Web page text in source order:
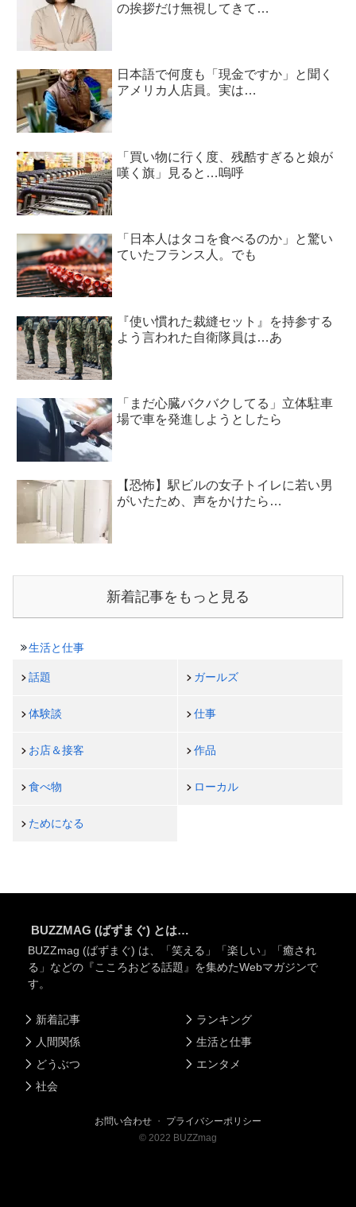
の挨拶だけ無視してきて…
日本語で何度も「現金ですか」と聞く
アメリカ人店員。実は…
「買い物に行く度、残酷すぎると娘が
嘆く旗」見ると…嗚呼
「日本人はタコを食べるのか」と驚い
ていたフランス人。でも
『使い慣れた裁縫セット』を持参する
よう言われた自衛隊員は…あ
「まだ心臓バクバクしてる」立体駐車
場で車を発進しようとしたら
【恐怖】駅ビルの女子トイレに若い男
がいたため、声をかけたら…
新着記事をもっと見る
生活と仕事
話題 ガールズ
体験談 仕事
お店＆接客 作品
食べ物 ローカル
ためになる
BUZZMAG (ばずまぐ) とは…
BUZZmag (ばずまぐ) は、「笑える」「楽しい」「癒され
る」などの『こころおどる話題』を集めたWebマガジンで
す。
新着記事
人間関係
どうぶつ
社会
ランキング
生活と仕事
エンタメ
お問い合わせ ・ プライバシーポリシー
© 2022 BUZZmag